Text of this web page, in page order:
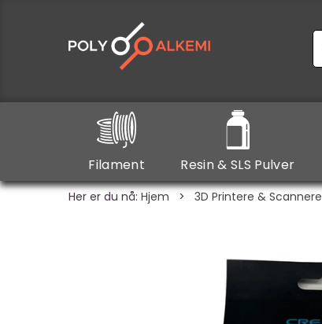
Filament Resin & SLS Pulver
Her er du nå: Hjem > 3D Printere & Scannere